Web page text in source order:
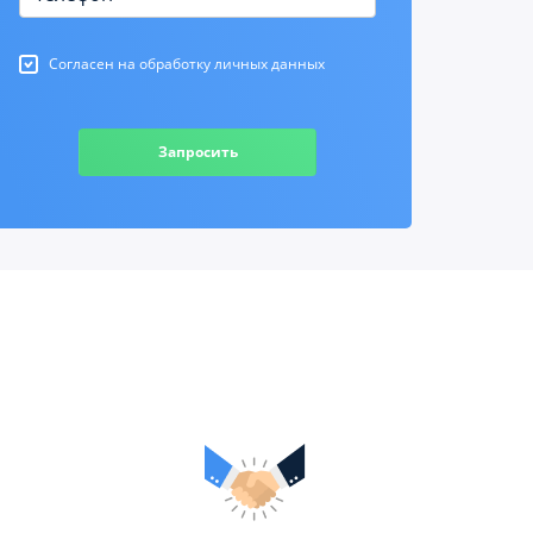
Согласен на обработку личных данных
Запросить